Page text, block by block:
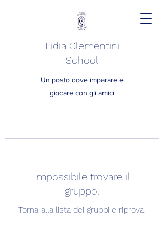
Lidia Clementini
School
Un posto dove imparare e
giocare con gli amici
Impossibile trovare il
gruppo.
Torna alla lista dei gruppi e riprova.